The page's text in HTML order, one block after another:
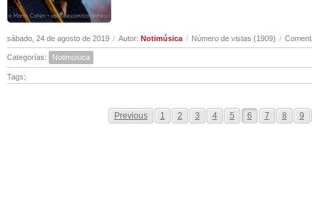
sábado, 24 de agosto de 2019 / Autor: Notimúsica / Número de vistas (1909) /
Categorías: Notimúsica
Tags:
Previous 1 2 3 4 5 6 7 8 9